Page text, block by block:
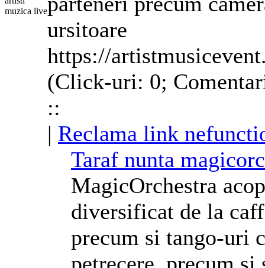
ursitoare
https://
(Click-uri: 0;
::
| Reclama link
Taraf nunta
MagicOrchestra
diversificat de la
precum si tango-uri